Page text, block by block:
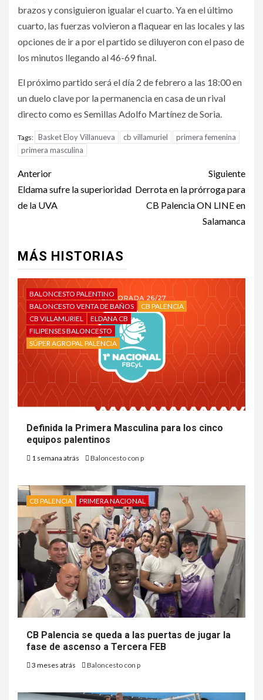
brazos y consiguieron igualar el cuarto. Ya en el último
cuarto, las fuerzas volvieron a flaquear en las locales y las
opciones de ir a por el partido se diluyeron con el paso de
los minutos llegando al 46-69 final.
El próximo partido será el día 2 de febrero a las 18:00 en
un duelo clave por la permanencia en casa de un rival
directo como es Semillas Adolfo Martínez de Soria.
Tags: Basket Eloy Villanueva cb villamuriel
primera femenina
primera masculina
Anterior
Eldama sufre la superioridad
de la UVA
Siguiente
Derrota en la prórroga para
CB Palencia ON LINE en
Salamanca
MÁS HISTORIAS
BALONCESTO PALENTINO
BALONCESTO VENTA DE BAÑOS
CB PALENCIA
CB VILLAMURIEL
ELDANA CB
FILIPENSES BALONCESTO
SÚPER AGROPAL PALENCIA
Definida la Primera Masculina para los cinco
equipos palentinos
1 semana atrás Baloncesto con p
CB PALENCIA PRIMERA NACIONAL
CB Palencia se queda a las puertas de jugar la
fase de ascenso a Tercera FEB
3 meses atrás Baloncesto con p